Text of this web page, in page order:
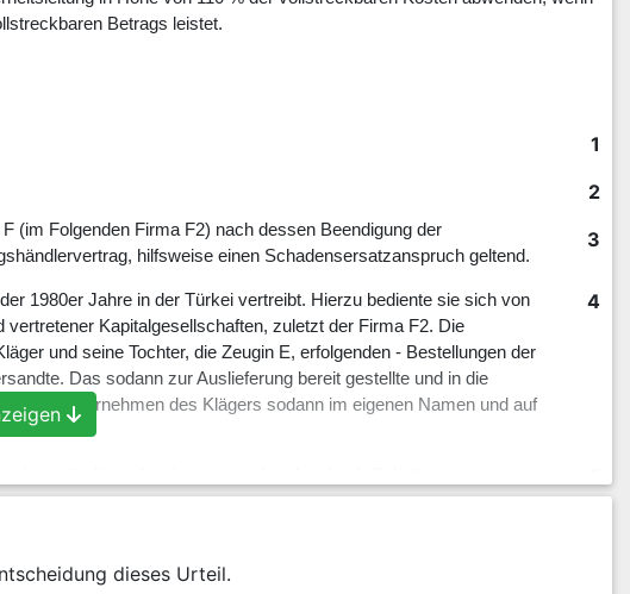
Betrags leistet.
1
2
3
(im Folgenden Firma F2) nach dessen Beendigung der
hilfsweise einen Schadensersatzanspruch geltend.
4
1980er Jahre in der Türkei vertreibt. Hierzu bediente sie sich von
Kapitalgesellschaften, zuletzt der Firma F2. Die
und seine Tochter, die Zeugin E, erfolgenden - Bestellungen der
Das sodann zur Auslieferung bereit gestellte und in die
die Unternehmen des Klägers sodann im eigenen Namen und auf
dem Logo und Schriftzug der Beklagten, Kundengewinnung und –
Wettbewerber) gegenüber der Beklagten. Die Beklagte ihrerseits
Treffen in der Türkei mit vom Kläger geworbenen
dieses Urteil.